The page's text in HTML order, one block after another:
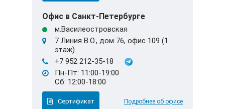
Офис в Санкт-Петербурге
м.Василеостровская
7 Линия В.О., дом 76, офис 109 (1
этаж).
+7 952 212-35-18
Пн-Пт: 11:00-19:00
Сб: 12:00-18:00
Сертификат Подробнее об офисе